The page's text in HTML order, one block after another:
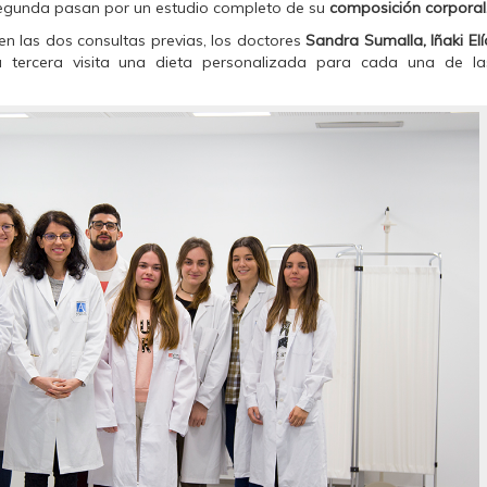
pasan por un estudio completo de su composición
las dos consultas previas, los doctoresSandra Sumalla,Iñaki
visita una dieta personalizada para cada una de